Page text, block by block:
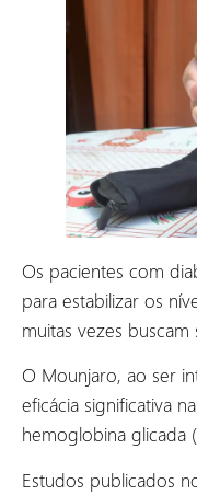
Os pacientes com
para estabilizar os
muitas vezes
O Mounjaro, ao ser
eficácia significativa
hemoglobina glicada
Estudos publicados